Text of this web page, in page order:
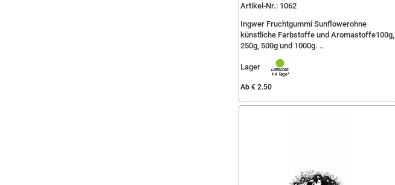
Artikel-Nr.: 1062
Ingwer Fruchtgummi Sunflowerohne
künstliche Farbstoffe und Aromastoffe100g,
250g, 500g und 1000g. ..
Lager
Ab € 2.50